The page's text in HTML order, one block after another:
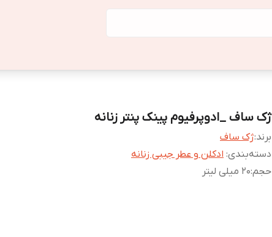
ژک ساف _ادوپرفیوم پینک پنتر زنانه
برند:ژک ساف
دسته‌بندی: ادکلن و عطر جیبی زنانه
حجم:20 میلی لیتر